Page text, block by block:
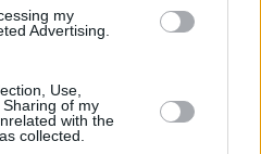
my
Advertising.
Use,
of my
with the
collected.
πλησίασε πολύ μια
για τα οποία οι
φυσικοί